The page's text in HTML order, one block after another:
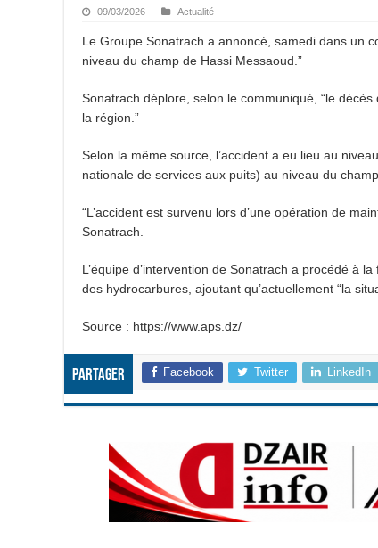
09/03/2026 Actualité
Le Groupe Sonatrach a annoncé, samedi dans un
niveau du champ de Hassi Messaoud.”
Sonatrach déplore, selon le communiqué, “le
la région.”
Selon la même source, l’accident a eu lieu au
nationale de services aux puits) au niveau du
“L’accident est survenu lors d’une opération de
Sonatrach.
L’équipe d’intervention de Sonatrach a procédé à
des hydrocarbures, ajoutant qu’actuellement “la
Source : https://www.aps.dz/
Partager Facebook Twitter LinkedIn